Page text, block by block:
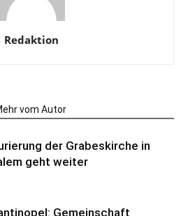
Redaktion
vom Autor
der Grabeskirche in
geht weiter
Gemeinschaft